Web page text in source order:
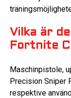
Vilka är
Fortnite
Maschinpistole,
Precision Sniper
respektive